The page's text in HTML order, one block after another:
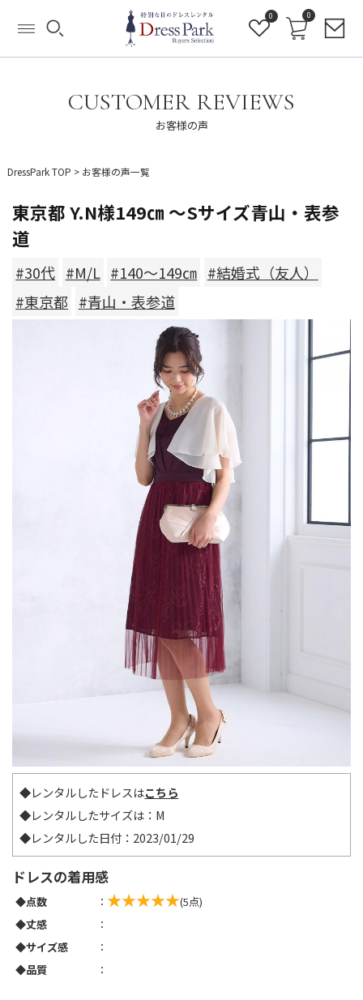
0 0
CUSTOMER REVIEWS
お客様の声
DressPark TOP > お客様の声一覧
東京都 Y.N様149㎝ ～Sサイズ青山・表参
道
#30代 #M/L #140～149㎝ #結婚式（友人）
#東京都 #青山・表参道
◆レンタルしたドレスはこちら
◆レンタルしたサイズは：M
◆レンタルした日付：2023/01/29
ドレスの着用感
◆点数 ：
(5点)
◆丈感
：
◆サイズ感
：
◆品質
：